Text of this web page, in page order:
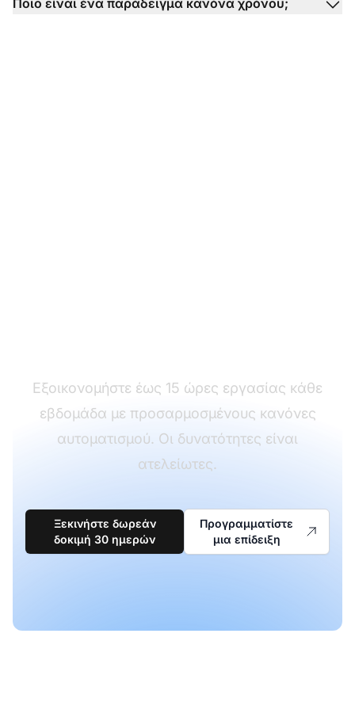
Εξοικονομήστε έως 15 ώρες εργασίας κάθε
εβδομάδα με προσαρμοσμένους κανόνες
αυτοματισμού. Οι δυνατότητες είναι
ατελείωτες.
Ξεκινήστε δωρεάν
δοκιμή 30 ημερών
Προγραμματίστε
μια επίδειξη